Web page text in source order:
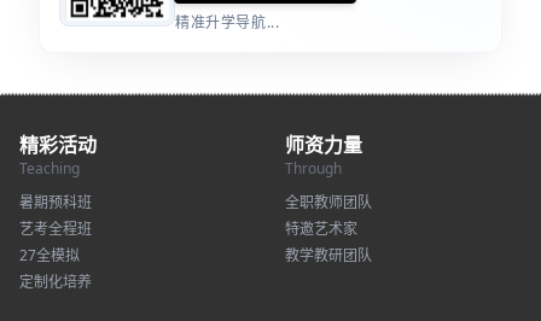
精准升学导航...
精彩活动
Teaching
暑期预科班
艺考全程班
27全模拟
定制化培养
师资力量
Through
全职教师团队
特邀艺术家
教学教研团队